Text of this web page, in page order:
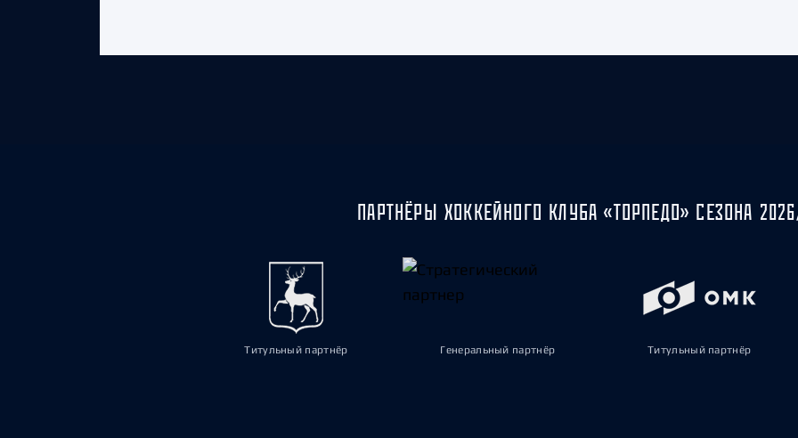
ПАРТНЁРЫ ХОККЕЙНОГО КЛУБА «ТОРПЕДО» СЕЗОНА
Титульный партнёр Генеральный партнёр Титульный партнёр